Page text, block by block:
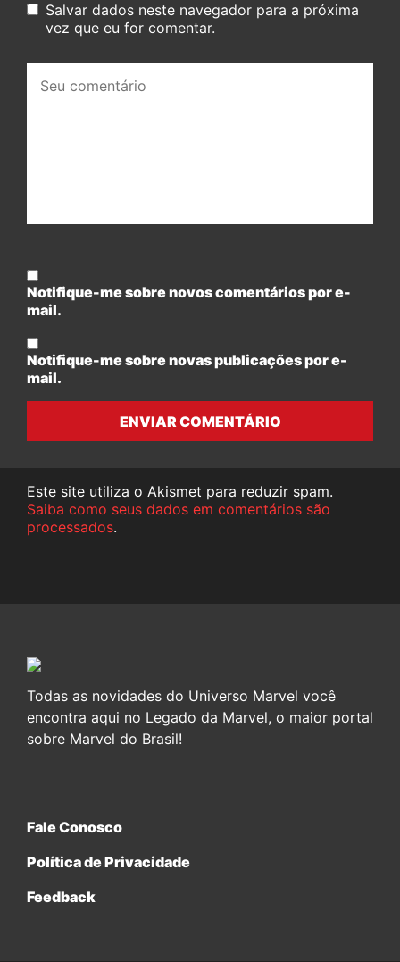
Salvar dados neste navegador para a próxima
vez que eu for comentar.
comentário:
Notifique-me sobre novos comentários por e-
mail.
Notifique-me sobre novas publicações por e-
mail.
ENVIAR COMENTÁRIO
Este site utiliza o Akismet para reduzir spam.
Saiba como seus dados em comentários são
processados.
Todas as novidades do Universo Marvel você
encontra aqui no Legado da Marvel, o maior portal
sobre Marvel do Brasil!
Fale Conosco
Política de Privacidade
Feedback